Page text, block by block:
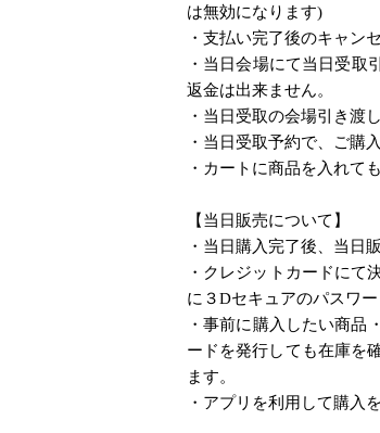
は無効になります)
・支払い完了後のキャン
・当日会場にて当日受
返金は出来ません。
・当日受取の会場引き渡
・当日受取予約で、ご購
・カートに商品を入れて
【当日販売について】
・当日購入完了後、当日
・クレジットカードにて
に３Dセキュアのパスワ
・事前に購入したい商品
ードを発行しても在庫を
ます。
・アプリを利用して購入